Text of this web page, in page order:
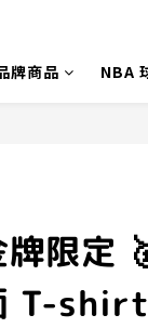
牌商品 NBA
牌限定
T-shirt